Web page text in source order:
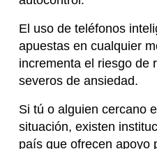
El uso de teléfonos
apuestas en cualquier
incrementa el riesgo de
severos de ansiedad.
Si tú o alguien cercano
situación, existen
país que ofrecen apoyo